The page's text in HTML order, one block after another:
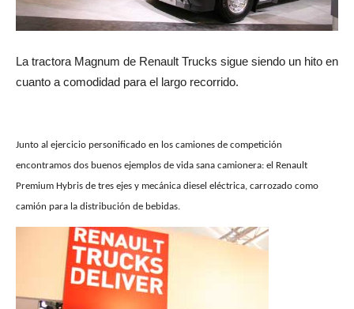
La tractora Magnum de Renault Trucks sigue siendo un hito en
cuanto a comodidad para el largo recorrido.
Junto al ejercicio personificado en los camiones de competición
encontramos dos buenos ejemplos de vida sana camionera: el Renault
Premium Hybris de tres ejes y mecánica diesel eléctrica, carrozado como
camión para la distribución de bebidas.